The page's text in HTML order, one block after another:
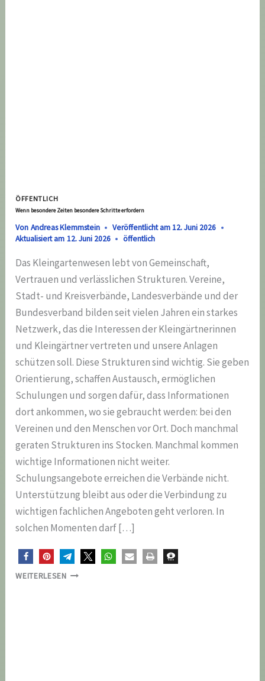
ÖFFENTLICH
Wenn besondere Zeiten besondere Schritte erfordern
Von Andreas Klemmstein Veröffentlicht am12. Juni 2026
Aktualisiert am 12. Juni 2026 öffentlich
Das Kleingartenwesen lebt von Gemeinschaft,
Vertrauen und verlässlichen Strukturen. Vereine,
Stadt- und Kreisverbände, Landesverbände und der
Bundesverband bilden seit vielen Jahren ein starkes
Netzwerk, das die Interessen der Kleingärtnerinnen
und Kleingärtner vertreten und unsere Anlagen
schützen soll. Diese Strukturen sind wichtig. Sie geben
Orientierung, schaffen Austausch, ermöglichen
Schulungen und sorgen dafür, dass Informationen
dort ankommen, wo sie gebraucht werden: bei den
Vereinen und den Menschen vor Ort. Doch manchmal
geraten Strukturen ins Stocken. Manchmal kommen
wichtige Informationen nicht weiter.
Schulungsangebote erreichen die Verbände nicht.
Unterstützung bleibt aus oder die Verbindung zu
wichtigen fachlichen Angeboten geht verloren. In
solchen Momenten darf […]
WEITERLESENWENN